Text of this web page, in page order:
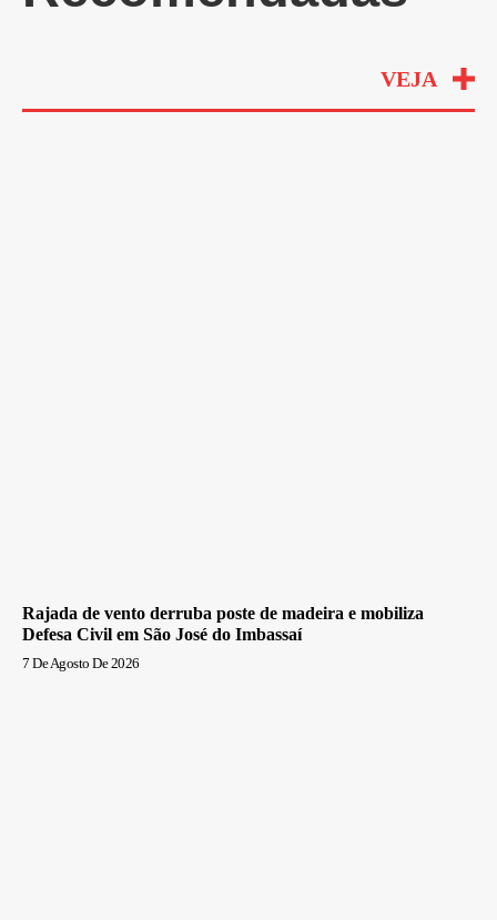
VEJA
Rajada de vento derruba poste de madeira e mobiliza
Defesa Civil em São José do Imbassaí
7 De Agosto De 2026